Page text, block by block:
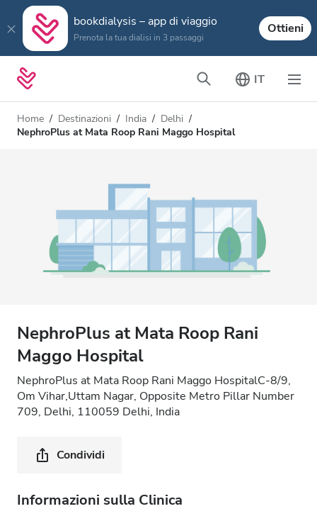
bookdialysis – app di viaggio
Prenota la tua dialisi in 3 passaggi
Ottieni
IT
Home Destinazioni India
Delhi
NephroPlus at Mata Roop Rani Maggo Hospital
NephroPlus at Mata Roop Rani
Maggo Hospital
NephroPlus at Mata Roop Rani Maggo HospitalC-8/9,
Om Vihar,Uttam Nagar, Opposite Metro Pillar Number
709, Delhi, 110059 Delhi, India
Condividi
Informazioni sulla Clinica